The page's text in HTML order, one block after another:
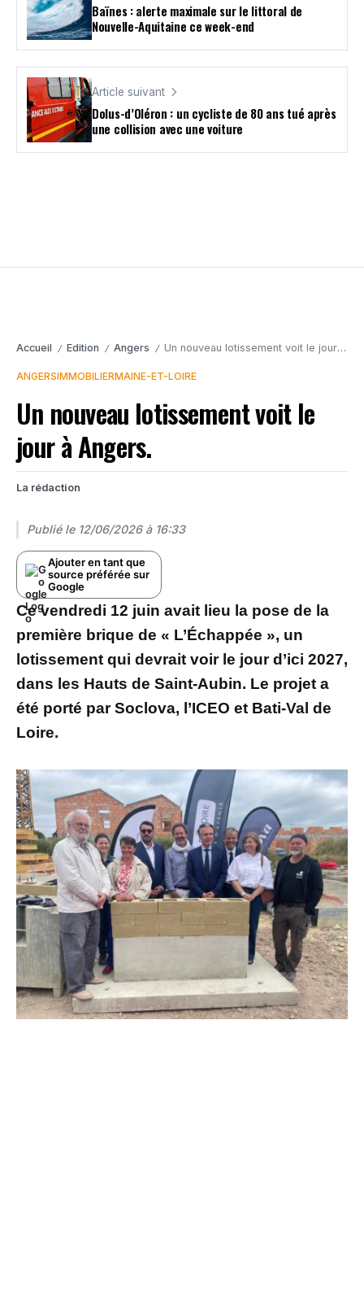
Baïnes : alerte maximale sur le littoral de
Nouvelle-Aquitaine ce week-end
Article suivant
Dolus-d’Oléron : un cycliste de 80 ans tué après
une collision avec une voiture
Accueil / Edition / Angers / Un nouveau lotissement voit le jour à Angers.
ANGERSIMMOBILIERMAINE-ET-LOIRE
Un nouveau lotissement voit le
jour à Angers.
La rédaction
Publié le 12/06/2026 à 16:33
Ajouter en tant que
source préférée sur
Google
Ce vendredi 12 juin avait lieu la pose de la
première brique de « L’Échappée », un
lotissement qui devrait voir le jour d’ici 2027,
dans les Hauts de Saint-Aubin. Le projet a
été porté par Soclova, l’ICEO et Bati-Val de
Loire.